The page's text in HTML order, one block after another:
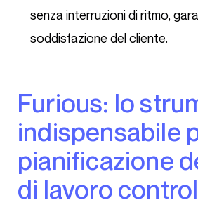
senza interruzioni di ritmo,
soddisfazione del cliente.
Furious: lo strumento
indispensabile
pianificazione
di lavoro